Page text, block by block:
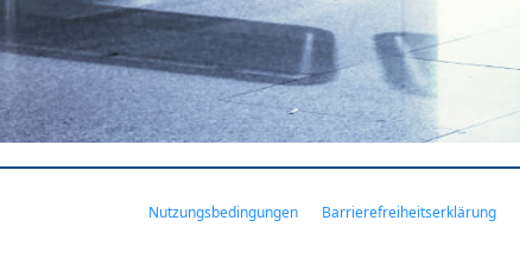
Nutzungsbedingungen Barrierefreiheitserklärung